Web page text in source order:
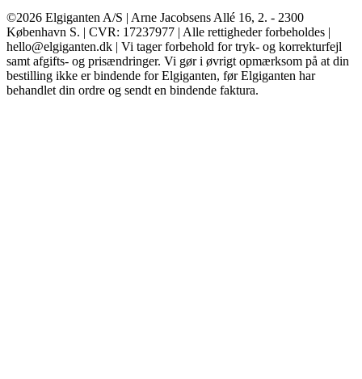
©2026 Elgiganten A/S | Arne Jacobsens Allé 16, 2. - 2300
København S. | CVR: 17237977 | Alle rettigheder forbeholdes |
hello@elgiganten.dk | Vi tager forbehold for tryk- og korrekturfejl
samt afgifts- og prisændringer. Vi gør i øvrigt opmærksom på at din
bestilling ikke er bindende for Elgiganten, før Elgiganten har
behandlet din ordre og sendt en bindende faktura.